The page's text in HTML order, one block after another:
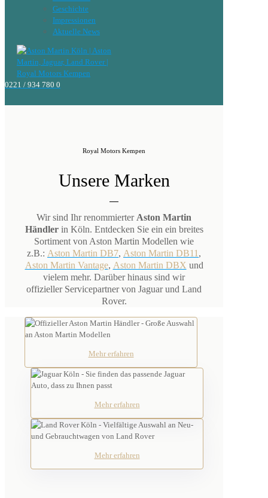
Geschichte
Impressionen
Aktuelle News
0221 / 934 780 0
Royal Motors Kempen
Unsere Marken
Wir sind Ihr renommierter Aston Martin
Händlerin Köln. Entdecken Sie ein ein breites
Sortiment von Aston Martin Modellen wie
z.B.: Aston Martin DB7, Aston Martin DB11 ,
Aston Martin Vantage, Aston Martin DBX und
vielem mehr. Darüber hinaus sind wir
offizieller Servicepartner von Jaguar und Land
Rover.
Mehr erfahren
Mehr erfahren
Mehr erfahren